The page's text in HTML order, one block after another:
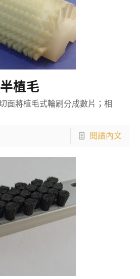
植毛
面將植毛式輪刷分成數片；相
閱讀內文